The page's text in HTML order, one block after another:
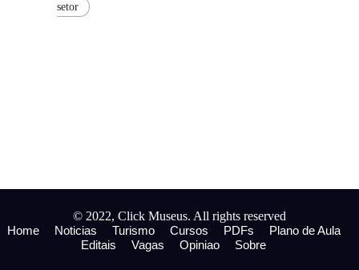
setor
© 2022, Click Museus. All rights reserved
Home
Noticias Turismo Cursos PDFs
Plano de Aula
Editais
Vagas Opiniao Sobre